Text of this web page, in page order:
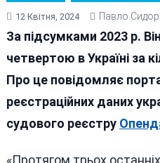
12 Квітня, 2024 Павло
За підсумками 2023 р.
четвертою в Україні за
Про це повідомляє
реєстраційних даних
судового реєстру
«Протягом трьох